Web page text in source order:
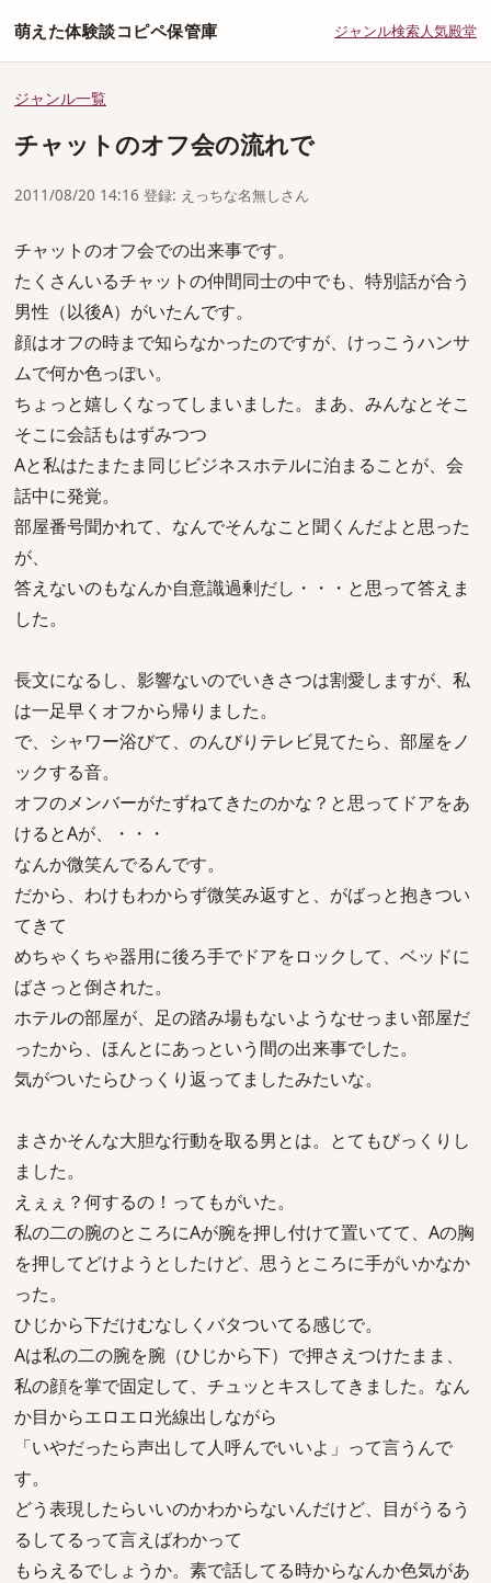
萌えた体験談コピペ保管庫 ジャンル検索人気殿堂
ジャンル一覧
チャットのオフ会の流れで
2011/08/20 14:16 登録: えっちな名無しさん
チャットのオフ会での出来事です。
たくさんいるチャットの仲間同士の中でも、特別話が合う
男性（以後A）がいたんです。
顔はオフの時まで知らなかったのですが、けっこうハンサ
ムで何か色っぽい。
ちょっと嬉しくなってしまいました。まあ、みんなとそこ
そこに会話もはずみつつ
Aと私はたまたま同じビジネスホテルに泊まることが、会
話中に発覚。
部屋番号聞かれて、なんでそんなこと聞くんだよと思った
が、
答えないのもなんか自意識過剰だし・・・と思って答えま
した。
長文になるし、影響ないのでいきさつは割愛しますが、私
は一足早くオフから帰りました。
で、シャワー浴びて、のんびりテレビ見てたら、部屋をノ
ックする音。
オフのメンバーがたずねてきたのかな？と思ってドアをあ
けるとAが、・・・
なんか微笑んでるんです。
だから、わけもわからず微笑み返すと、がばっと抱きつい
てきて
めちゃくちゃ器用に後ろ手でドアをロックして、ベッドに
ばさっと倒された。
ホテルの部屋が、足の踏み場もないようなせっまい部屋だ
ったから、ほんとにあっという間の出来事でした。
気がついたらひっくり返ってましたみたいな。
まさかそんな大胆な行動を取る男とは。とてもびっくりし
ました。
えぇぇ？何するの！ってもがいた。
私の二の腕のところにAが腕を押し付けて置いてて、Aの胸
を押してどけようとしたけど、思うところに手がいかなか
った。
ひじから下だけむなしくバタついてる感じで。
Aは私の二の腕を腕（ひじから下）で押さえつけたまま、
私の顔を掌で固定して、チュッとキスしてきました。なん
か目からエロエロ光線出しながら
「いやだったら声出して人呼んでいいよ」って言うんで
す。
どう表現したらいいのかわからないんだけど、目がうるう
るしてるって言えばわかって
もらえるでしょうか。素で話してる時からなんか色気があ